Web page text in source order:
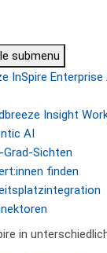
submenu
InSpire Enterprise
Insight
AI
Grad-Sichten
finden
in